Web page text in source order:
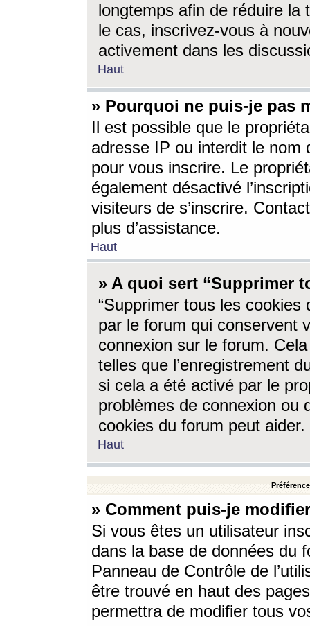
longtemps afin de réduire la
le cas, inscrivez-vous à
activement dans les
Haut
» Pourquoi ne puis-je pas
Il est possible que le
adresse IP ou interdit le nom
pour vous inscrire. Le
également désactivé
visiteurs de s’inscrire.
plus d’assistance.
Haut
» A quoi sert “Supprimer
“Supprimer tous les cookies
par le forum qui conservent
connexion sur le forum.
telles que l’enregistrement
si cela a été activé par le
problèmes de connexion ou
cookies du forum peut aider.
Haut
» Comment puis-je
Si vous êtes un utilisateur
dans la base de données du
Panneau de Contrôle de
être trouvé en haut des
permettra de modifier tous